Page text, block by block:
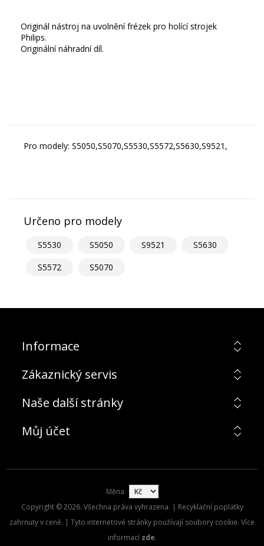
Originál nástroj na uvolnění frézek pro holící strojek
Philips.
Originální náhradní díl.
Pro modely: S5050,S5070,S5530,S5572,S5630,S9521,
Určeno pro modely
S5530 S5050 S9521
S5630
S5572
S5070
Informace
Zákaznický servis
Naše další stránky
Můj účet
Měna
Copyright © 2026. Všechna práva vyhrazena. | Recyklační poplatky
zahrnuty v ceně. | Tyto internetové stránky používají soubory cookie. Více
informací zde.